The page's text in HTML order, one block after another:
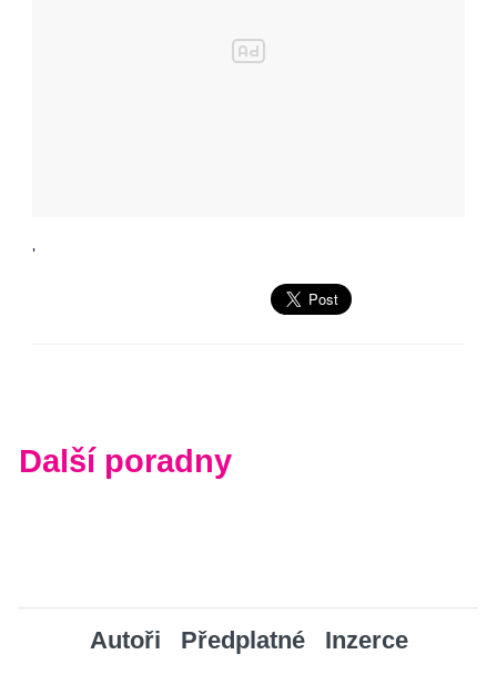
'
Další poradny
Autoři Předplatné Inzerce